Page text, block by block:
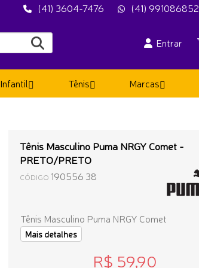
(41) 3604-7476 (41) 991086852
Entrar
Infantil Tênis Marcas
Tênis Masculino Puma NRGY Comet -
PRETO/PRETO
CÓDIGO 190556 38
Tênis Masculino Puma NRGY Comet
Mais detalhes
R$ 59,90